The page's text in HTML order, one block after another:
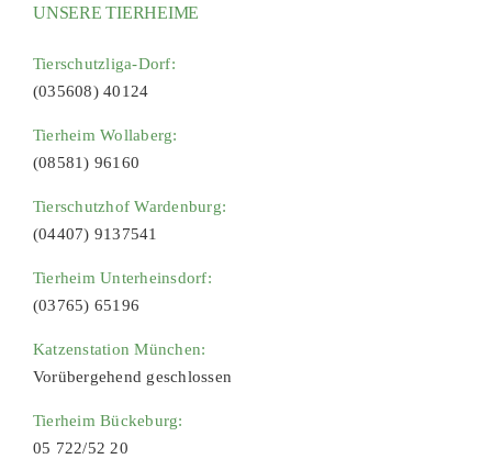
UNSERE TIERHEIME
Tierschutzliga-Dorf:
(035608) 40124
Tierheim Wollaberg:
(08581) 96160
Tierschutzhof Wardenburg:
(04407) 9137541
Tierheim Unterheinsdorf:
(03765) 65196
Katzenstation München:
Vorübergehend geschlossen
Tierheim Bückeburg:
05 722/52 20